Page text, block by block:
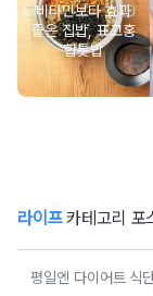
비타민보다 효과
좋은 집밥, 표고홍
합톳밥
라이프카테고리 포
평일엔 다이어트 식